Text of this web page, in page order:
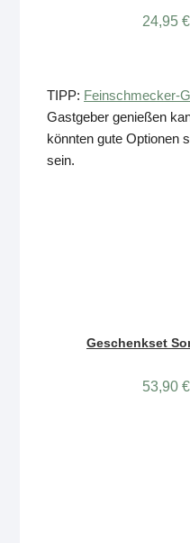
24,95 €
TIPP: Feinschmecker-
Gastgeber genießen
könnten gute Optionen
sein.
Geschenkset
53,90 €